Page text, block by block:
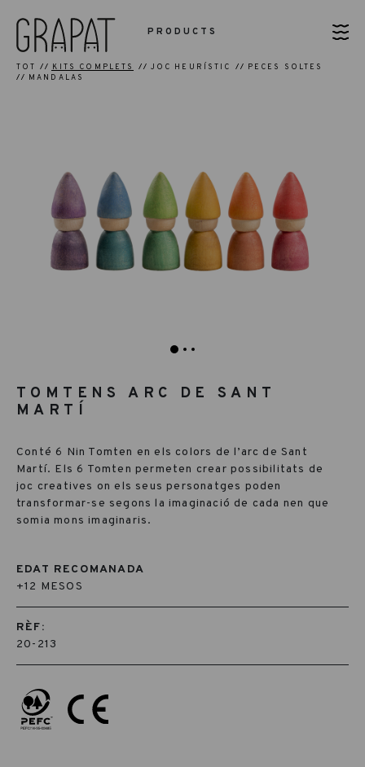
PRODUCTS
TOT KITS COMPLETS JOC HEURÍSTIC
PECES SOLTES
MANDALAS
TOMTENS ARC DE SANT
MARTÍ
Conté 6 Nin Tomten en els colors de l’arc de Sant
Martí. Els 6 Tomten permeten crear possibilitats de
joc creatives on els seus personatges poden
transformar-se segons la imaginació de cada nen que
somia mons imaginaris.
EDAT RECOMANADA
+12 MESOS
RÈF:
20-213